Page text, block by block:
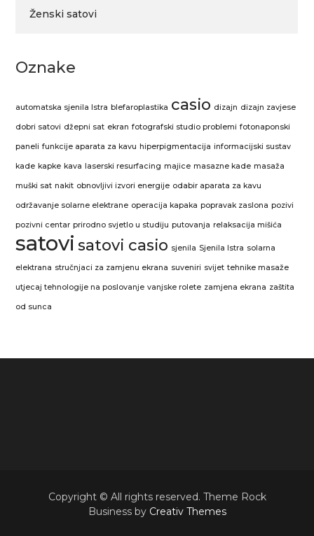
Ženski satovi
Oznake
automatska sjenila Istra blefaroplastika casio dizajn dizajn zavjese
dobri satovi džepni sat ekran fotografski studio problemi fotonaponski
paneli funkcije aparata za kavu hiperpigmentacija informacijski sustav
kade kapke kava laserski resurfacing majice masazne kade masaža
muški sat nakit obnovljivi izvori energije odabir aparata za kavu
održavanje solarne elektrane operacija kapaka popravak zaslona pozivi
pozivni centar prirodno svjetlo u studiju putovanja relaksacija mišića
satovi satovi casio sjenila Sjenila Istra solarna
elektrana stručnjaci za zamjenu ekrana suveniri svijet tehnike masaže
utjecaj tehnologije na poslovanje vanjske rolete zamjena ekrana zaštita
od sunca
Copyright © All rights reserved. Theme Rock
Business by Creativ Themes